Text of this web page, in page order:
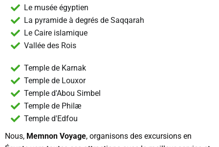
Le musée égyptien
La pyramide à degrés de Saqqarah
Le Caire islamique
Vallée des Rois
Temple de Karnak
Temple de Louxor
Temple d'Abou Simbel
Temple de Philæ
Temple d'Edfou
Nous, Memnon Voyage, organisons des excursions en